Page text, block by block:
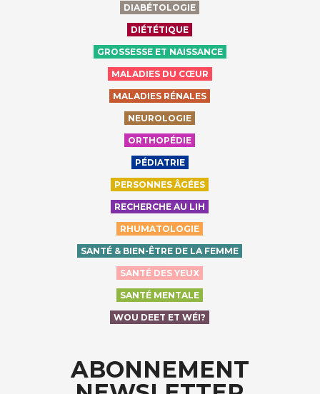
DIABÉTOLOGIE
DIÉTÉTIQUE
GROSSESSE ET NAISSANCE
MALADIES DU CŒUR
MALADIES RÉNALES
NEUROLOGIE
ORTHOPÉDIE
PÉDIATRIE
PERSONNES ÂGÉES
RECHERCHE AU LIH
RHUMATOLOGIE
SANTÉ & BIEN-ÊTRE DE LA FEMME
SANTÉ DES YEUX
SANTÉ MENTALE
WOU DEET ET WÉI?
ABONNEMENT